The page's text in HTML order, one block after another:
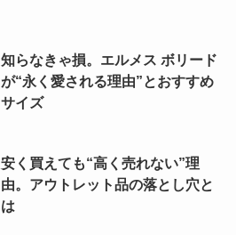
知らなきゃ損。エルメス ボリード
が“永く愛される理由”とおすすめ
サイズ
安く買えても“高く売れない”理
由。アウトレット品の落とし穴と
は